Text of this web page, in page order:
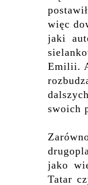
więc
jaki
Emilii.
swoich
jako
Tatar